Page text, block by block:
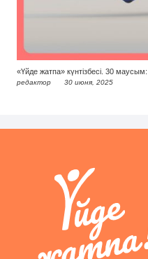
«Үйде жатпа» күнтізбесі. 30
редактор 30 июня, 2025